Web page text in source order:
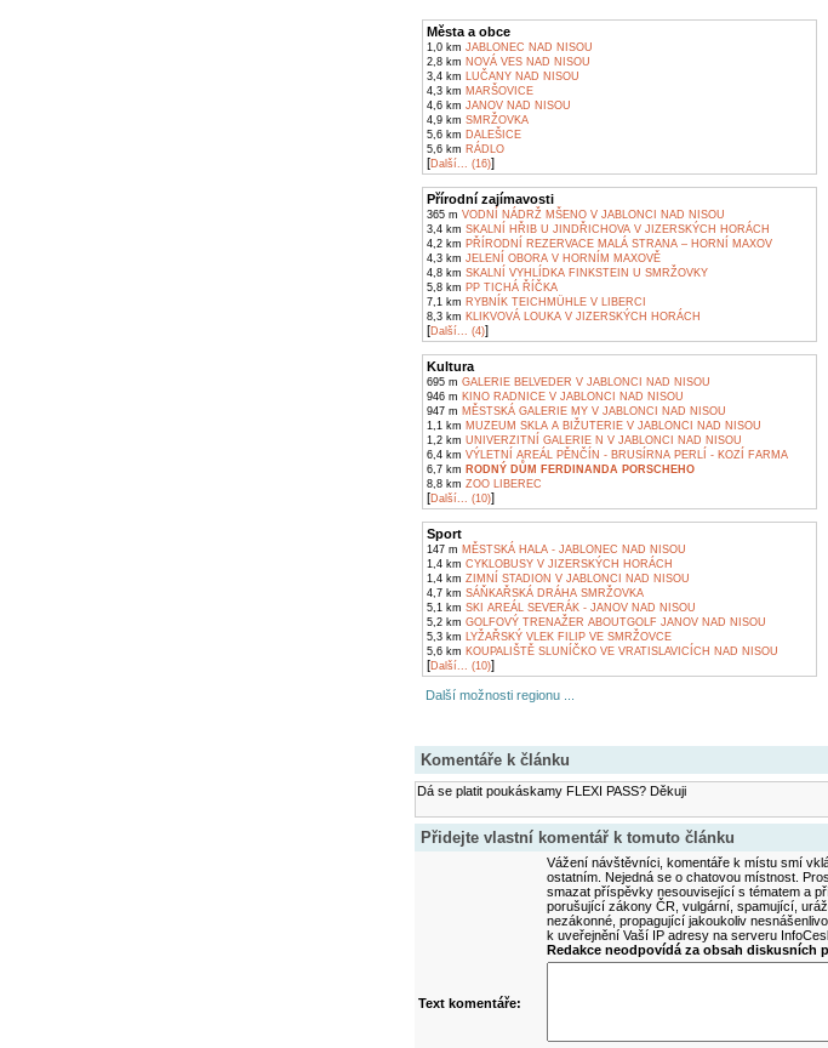
Města a obce
1,0 km JABLONEC NAD NISOU
2,8 km NOVÁ VES NAD NISOU
3,4 km LUČANY NAD NISOU
4,3 km MARŠOVICE
4,6 km JANOV NAD NISOU
4,9 km SMRŽOVKA
5,6 km DALEŠICE
5,6 km RÁDLO
[Další... (16)]
Přírodní zajímavosti
365 m VODNÍ NÁDRŽ MŠENO V JABLONCI NAD NISOU
3,4 km SKALNÍ HŘIB U JINDŘICHOVA V JIZERSKÝCH HORÁCH
4,2 km PŘÍRODNÍ REZERVACE MALÁ STRANA – HORNÍ MAXOV
4,3 km JELENÍ OBORA V HORNÍM MAXOVĚ
4,8 km SKALNÍ VYHLÍDKA FINKSTEIN U SMRŽOVKY
5,8 km PP TICHÁ ŘÍČKA
7,1 km RYBNÍK TEICHMÜHLE V LIBERCI
8,3 km KLIKVOVÁ LOUKA V JIZERSKÝCH HORÁCH
[Další... (4)]
Kultura
695 m GALERIE BELVEDER V JABLONCI NAD NISOU
946 m KINO RADNICE V JABLONCI NAD NISOU
947 m MĚSTSKÁ GALERIE MY V JABLONCI NAD NISOU
1,1 km MUZEUM SKLA A BIŽUTERIE V JABLONCI NAD NISOU
1,2 km UNIVERZITNÍ GALERIE N V JABLONCI NAD NISOU
6,4 km VÝLETNÍ AREÁL PĚNČÍN - BRUSÍRNA PERLÍ - KOZÍ FARMA
6,7 km RODNÝ DŮM FERDINANDA PORSCHEHO
8,8 km ZOO LIBEREC
[Další... (10)]
Sport
147 m MĚSTSKÁ HALA - JABLONEC NAD NISOU
1,4 km CYKLOBUSY V JIZERSKÝCH HORÁCH
1,4 km ZIMNÍ STADION V JABLONCI NAD NISOU
4,7 km SÁŇKAŘSKÁ DRÁHA SMRŽOVKA
5,1 km SKI AREÁL SEVERÁK - JANOV NAD NISOU
5,2 km GOLFOVÝ TRENAŽER ABOUTGOLF JANOV NAD NISOU
5,3 km LYŽAŘSKÝ VLEK FILIP VE SMRŽOVCE
5,6 km KOUPALIŠTĚ SLUNÍČKO VE VRATISLAVICÍCH NAD NISOU
[Další... (10)]
Další možnosti regionu ...
Komentáře k článku
Dá se platit poukáskamy FLEXI PASS? Děkuji
Přidejte vlastní komentář k tomuto článku
Vážení návštěvníci, komentáře k místu smí
ostatním. Nejedná se o chatovou místnost.
smazat příspěvky nesouvisející s tématem a
porušující zákony ČR, vulgární, spamující,
nezákonné, propagující jakoukoliv
k uveřejnění Vaší IP adresy na serveru
Redakce neodpovídá za obsah diskusních
Text komentáře: